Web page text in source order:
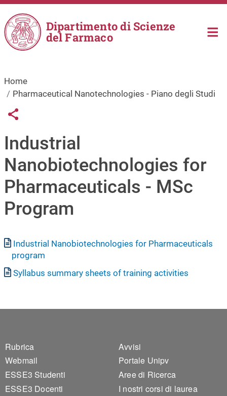
Salta al contenuto principale
Dipartimento di Scienze
del Farmaco
Home
Pharmaceutical Nanotechnologies - Piano degli Studi
Links condivisione social
Share button
Industrial
Nanobiotechnologies for
Pharmaceuticals - MSc
Program
Documento
Industrial Nanobiotechnologies for Pharmaceuticals
program
Documento
Syllabus summary sheets of training activities
Footer 1
Rubrica
Webmail
ESSE3 Studenti
ESSE3 Docenti
Footer 2
Avvisi
Portale Unipv
Aree di Ricerca
I nostri corsi di laurea